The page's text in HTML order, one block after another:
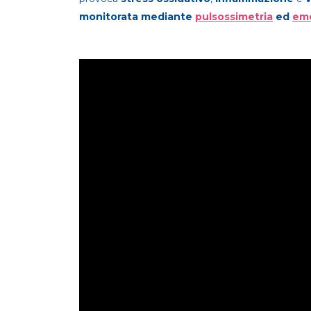
monitorata mediante pulsossimetria ed